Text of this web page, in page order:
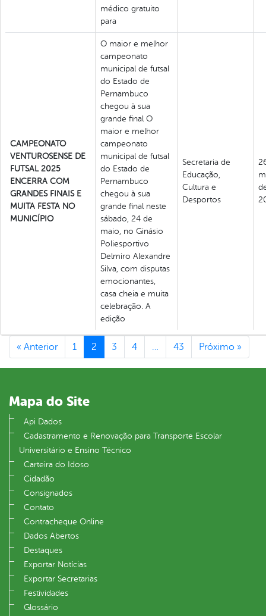
médico gratuito
para
CAMPEONATO
VENTUROSENSE DE
FUTSAL 2025
ENCERRA COM
GRANDES FINAIS E
MUITA FESTA NO
MUNICÍPIO
O maior e melhor
campeonato
municipal de futsal
do Estado de
Pernambuco
chegou à sua
grande final O
maior e melhor
campeonato
municipal de futsal
do Estado de
Pernambuco
chegou à sua
grande final neste
sábado, 24 de
maio, no Ginásio
Poliesportivo
Delmiro Alexandre
Silva, com disputas
emocionantes,
casa cheia e muita
celebração. A
edição
Secretaria de
Educação,
Cultura e
Desportos
« Anterior 1 2 3 4 … 43 Próximo »
Mapa do Site
Api Dados
Cadastramento e Renovação para Transporte Escolar
Universitário e Ensino Técnico
Carteira do Idoso
Cidadão
Consignados
Contato
Contracheque Online
Dados Abertos
Destaques
Exportar Notícias
Exportar Secretarias
Festividades
Glossário